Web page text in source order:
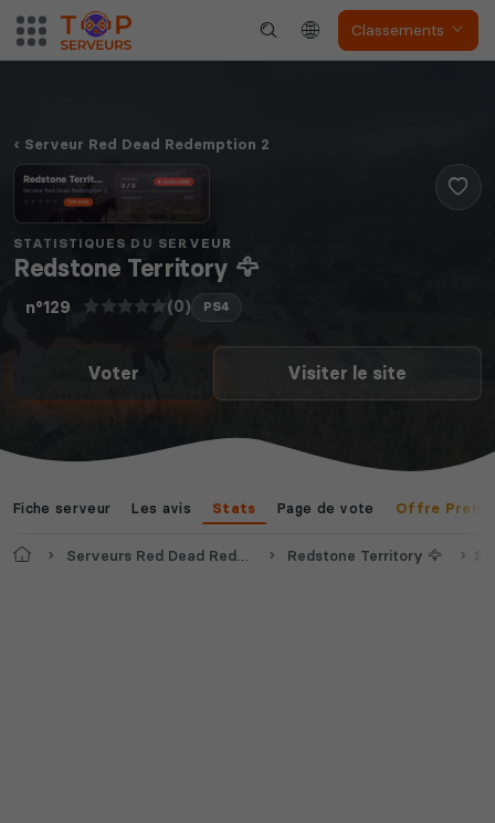
Classements
Serveur Red Dead Redemption 2
STATISTIQUES DU SERVEUR
Redstone Territory 🦅
n°129 (0) PS4
Voter Visiter le site
Fiche serveur Les avis Stats Page de vote Offre
AccueilServeurs Red Dead Redemption 2 Redstone Territory 🦅